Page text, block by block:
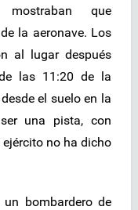
mostraban que
la aeronave. Los
al lugar después
las 11:20 de la
el suelo en la
una pista, con
no ha dicho
bombardero de